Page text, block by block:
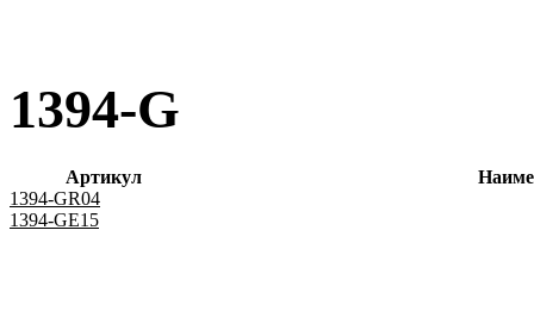
1394-G
Артикул
1394-GR04
1394-GE15